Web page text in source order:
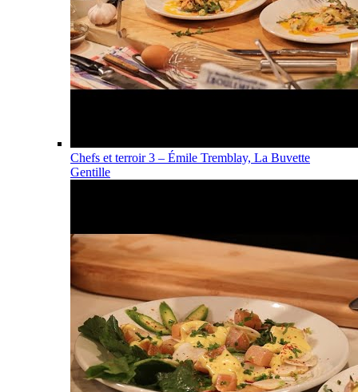
Chefs et terroir 3 – Émile Tremblay, La Buvette
Gentille